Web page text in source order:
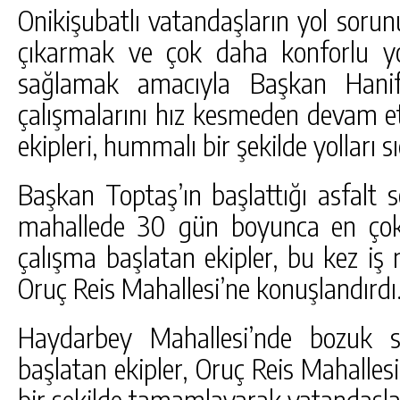
Onikişubatlı vatandaşların yol
çıkarmak ve çok daha konforlu
sağlamak amacıyla Başkan
çalışmalarını hız kesmeden
ekipleri, hummalı bir şekilde yolları
Başkan Toptaş’ın başlattığı
mahallede 30 gün boyunca en
çalışma başlatan ekipler, bu kez iş
Oruç Reis Mahallesi’ne
Haydarbey Mahallesi’nde
başlatan ekipler, Oruç Reis
GÜNLÜK HABER AKIŞI